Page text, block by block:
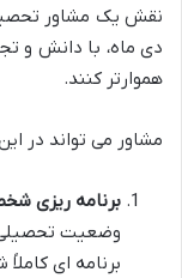
نقش یک مشاور
دی ماه، با دانش و
هموارتر کنند.
مشاور می تواند در
برنامه ریزی
وضعیت
برنامه ای